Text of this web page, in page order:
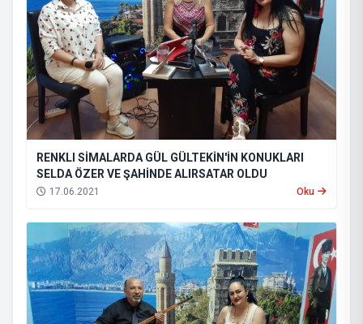
RENKLI SİMALARDA GÜL GÜLTEKİN'İN KONUKLARI
SELDA ÖZER VE ŞAHİNDE ALIRSATAR OLDU
17.06.2021 Oku